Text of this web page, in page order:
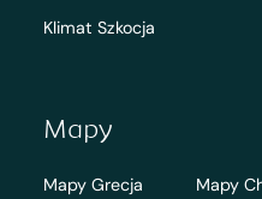
Klimat Szkocja
Mapy
Mapy Grecja
Mapy